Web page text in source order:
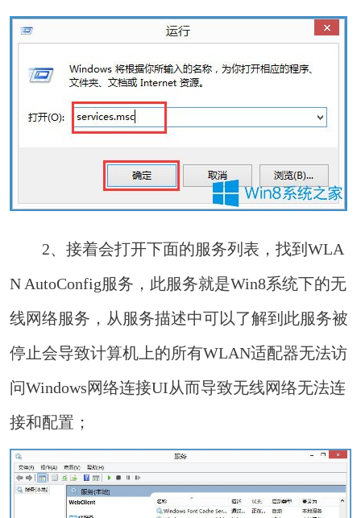
2、接着会打开下面的服务列表，找到WLA
N AutoConfig服务，此服务就是Win8系统下的无
线网络服务，从服务描述中可以了解到此服务被
停止会导致计算机上的所有WLAN适配器无法访
问Windows网络连接UI从而导致无线网络无法连
接和配置；